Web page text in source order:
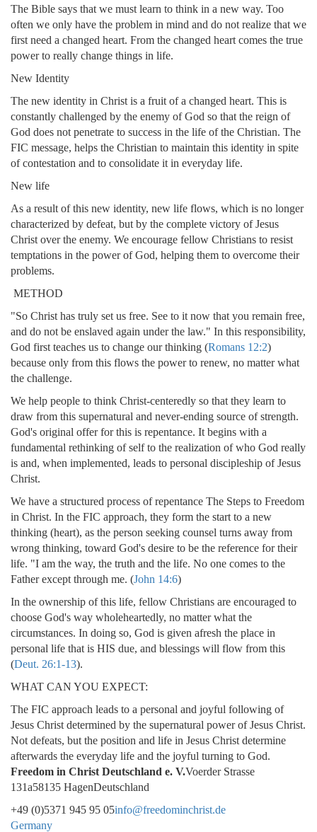
The Bible says that we must learn to think in a new way. Too
often we only have the problem in mind and do not realize that we
first need a changed heart. From the changed heart comes the true
power to really change things in life.
New Identity
The new identity in Christ is a fruit of a changed heart. This is
constantly challenged by the enemy of God so that the reign of
God does not penetrate to success in the life of the Christian. The
FIC message, helps the Christian to maintain this identity in spite
of contestation and to consolidate it in everyday life.
New life
As a result of this new identity, new life flows, which is no longer
characterized by defeat, but by the complete victory of Jesus
Christ over the enemy. We encourage fellow Christians to resist
temptations in the power of God, helping them to overcome their
problems.
METHOD
"So Christ has truly set us free. See to it now that you remain free,
and do not be enslaved again under the law." In this responsibility,
God first teaches us to change our thinking (Romans 12:2)
because only from this flows the power to renew, no matter what
the challenge.
We help people to think Christ-centeredly so that they learn to
draw from this supernatural and never-ending source of strength.
God's original offer for this is repentance. It begins with a
fundamental rethinking of self to the realization of who God really
is and, when implemented, leads to personal discipleship of Jesus
Christ.
We have a structured process of repentance The Steps to Freedom
in Christ. In the FIC approach, they form the start to a new
thinking (heart), as the person seeking counsel turns away from
wrong thinking, toward God's desire to be the reference for their
life. "I am the way, the truth and the life. No one comes to the
Father except through me. (John 14:6)
In the ownership of this life, fellow Christians are encouraged to
choose God's way wholeheartedly, no matter what the
circumstances. In doing so, God is given afresh the place in
personal life that is HIS due, and blessings will flow from this
(Deut. 26:1-13).
WHAT CAN YOU EXPECT:
The FIC approach leads to a personal and joyful following of
Jesus Christ determined by the supernatural power of Jesus Christ.
Not defeats, but the position and life in Jesus Christ determine
afterwards the everyday life and the joyful turning to God.
Freedom in Christ Deutschland e. V.Voerder Strasse
131a58135 HagenDeutschland
+49 (0)5371 945 95 05info@freedominchrist.de
Germany